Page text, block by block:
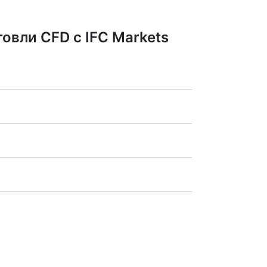
CFD с IFC Markets
дивидендного платежа.